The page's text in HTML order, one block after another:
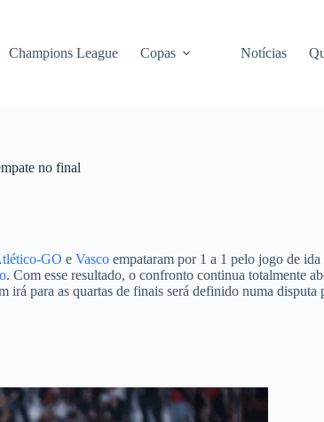
Champions League Copas Notícias
no final
GO e Vasco empataram por 1 a 1 pelo jogo de
. Com esse resultado, o confronto continua totalmente
irá para as quartas de finais será definido numa disputa